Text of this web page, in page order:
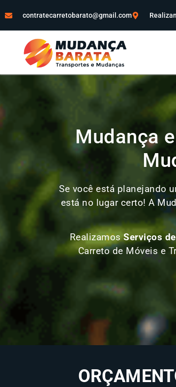
contratecarretobarato@gmail.com
Mudança
Se você está planejando
está no lugar certo! A
RealizamosServiços
Carreto de Móveis e